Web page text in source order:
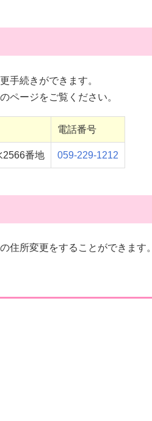
手続きができます。
ページをご覧ください。
電話番号
2566番地 059-229-1212
住所変更をすることができます。